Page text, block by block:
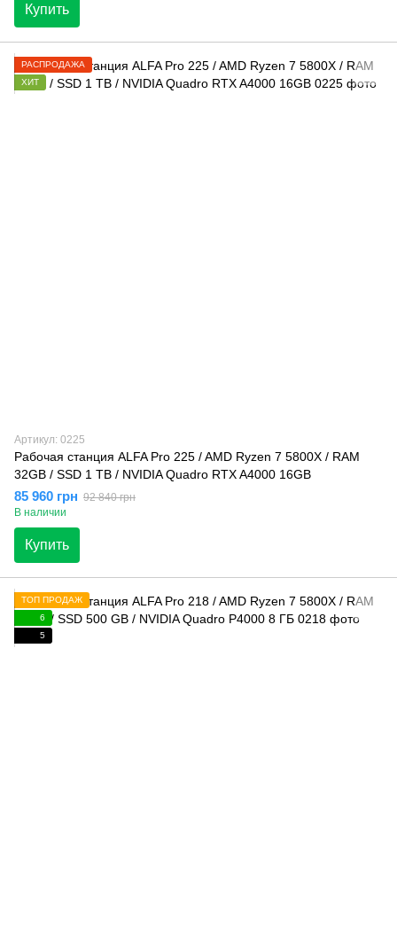
Купить
РАСПРОДАЖА
ХИТ
Артикул: 0225
Рабочая станция ALFA Pro 225 / AMD Ryzen 7 5800X / RAM
32GB / SSD 1 TB / NVIDIA Quadro RTX A4000 16GB
85 960 грн 92 840 грн
В наличии
Купить
ТОП ПРОДАЖ
6
5